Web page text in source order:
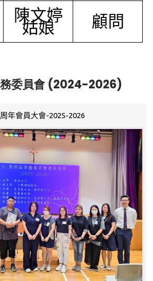
陳文婷
姑娘 顧問
委員會 (2024-2026)
周年會員大會-2025-2026